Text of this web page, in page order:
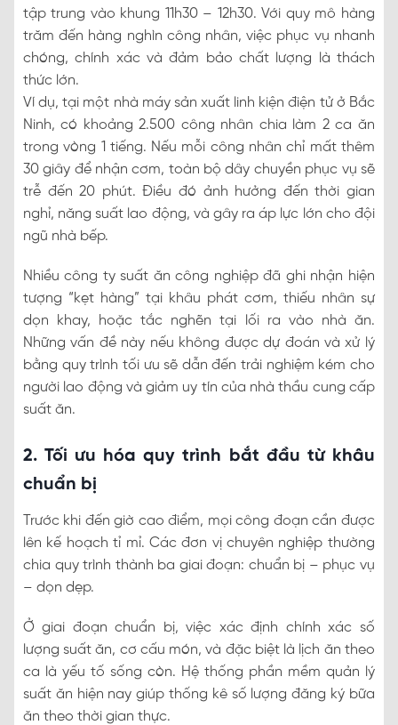
tập trung vào khung 11h30 – 12h30. Với quy mô hàng
trăm đến hàng nghìn công nhân, việc phục vụ nhanh
chóng, chính xác và đảm bảo chất lượng là thách
thức lớn.
Ví dụ, tại một nhà máy sản xuất linh kiện điện tử ở Bắc
Ninh, có khoảng 2.500 công nhân chia làm 2 ca ăn
trong vòng 1 tiếng. Nếu mỗi công nhân chỉ mất thêm
30 giây để nhận cơm, toàn bộ dây chuyền phục vụ sẽ
trễ đến 20 phút. Điều đó ảnh hưởng đến thời gian
nghỉ, năng suất lao động, và gây ra áp lực lớn cho đội
ngũ nhà bếp.
Nhiều công ty suất ăn công nghiệp đã ghi nhận hiện
tượng “kẹt hàng” tại khâu phát cơm, thiếu nhân sự
dọn khay, hoặc tắc nghẽn tại lối ra vào nhà ăn.
Những vấn đề này nếu không được dự đoán và xử lý
bằng quy trình tối ưu sẽ dẫn đến trải nghiệm kém cho
người lao động và giảm uy tín của nhà thầu cung cấp
suất ăn.
2. Tối ưu hóa quy trình bắt đầu từ khâu
chuẩn bị
Trước khi đến giờ cao điểm, mọi công đoạn cần được
lên kế hoạch tỉ mỉ. Các đơn vị chuyên nghiệp thường
chia quy trình thành ba giai đoạn: chuẩn bị – phục vụ
– dọn dẹp.
Ở giai đoạn chuẩn bị, việc xác định chính xác số
lượng suất ăn, cơ cấu món, và đặc biệt là lịch ăn theo
ca là yếu tố sống còn. Hệ thống phần mềm quản lý
suất ăn hiện nay giúp thống kê số lượng đăng ký bữa
ăn theo thời gian thực.